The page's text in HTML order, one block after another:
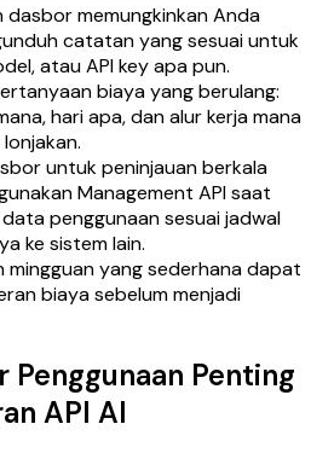
dasbor memungkinkan Anda
catatan yang sesuai untuk
atau API key apa pun.
biaya yang berulang:
hari apa, dan alur kerja mana
untuk peninjauan berkala
Management API saat
penggunaan sesuai jadwal
ke sistem lain.
mingguan yang sederhana dapat
biaya sebelum menjadi
Penggunaan Penting
API AI